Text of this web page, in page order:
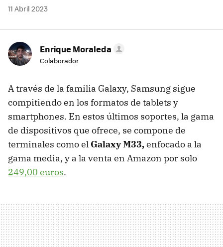
11 Abril 2023
Enrique Moraleda
Colaborador
A través de la familia Galaxy, Samsung sigue
compitiendo en los formatos de tablets y
smartphones. En estos últimos soportes, la gama
de dispositivos que ofrece, se compone de
terminales como el Galaxy M33,enfocado a la
gama media, y a la venta en Amazon por solo
249,00 euros.